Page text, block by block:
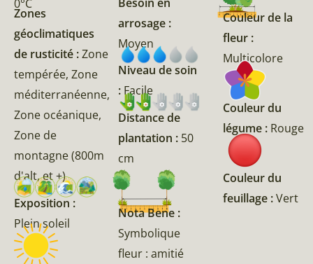
0°C
Zones
géoclimatiques
de rusticité :Zone
tempérée, Zone
méditerranéenne,
Zone océanique,
Zone de
montagne (800m
d'alt, et +)
Exposition :
Plein soleil
arrosage :
Moyen
Niveau de soin
: Facile
Distance de
plantation : 50
cm
Nota Bene :
Symbolique
fleur : amitié
Couleur de la
fleur :
Multicolore
Couleur du
légume : Rouge
Couleur du
feuillage :Vert